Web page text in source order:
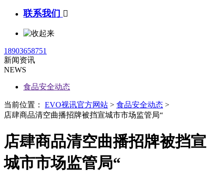
联系我们 
18903658751
新闻资讯
NEWS
食品安全动态
当前位置： EVO视讯官方网站 > 食品安全动态 >
店肆商品清空曲播招牌被挡宣城市市场监管局“
店肆商品清空曲播招牌被挡宣
城市市场监管局“